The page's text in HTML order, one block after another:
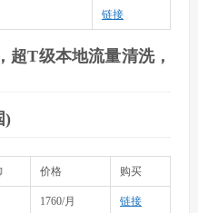
链接
超T级本地流量清洗，
)
价格 购买
1760/月 链接